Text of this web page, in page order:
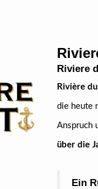
Riviere
Rivière
die heute
Anspruch
über die
Ein